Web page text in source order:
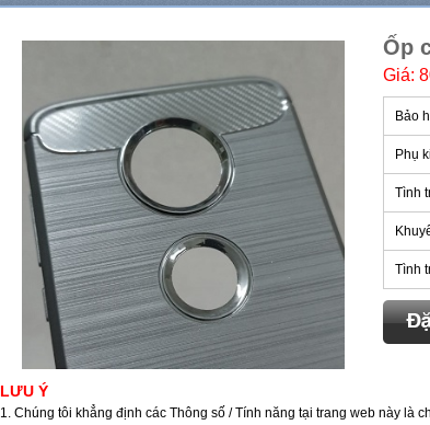
Ốp
Giá:
Bảo
Phụ
Tình
Tình
LƯU Ý
Chúng tôi khẳng định các Thông số / Tính năng tại trang web này là